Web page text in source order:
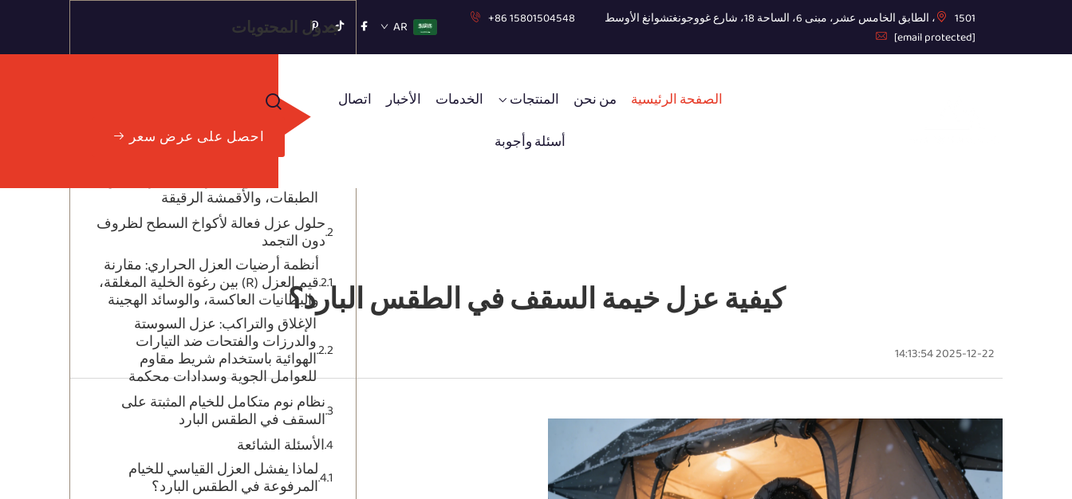
1501، الطابق الخامس عشر، مبنى 6، الساحة 18، شارع غووجونغتشوانغ الأوسط
+86 15801504548
[email protected]
AR
الصفحة الرئيسية من نحن المنتجات الخدمات الأخبار
اتصال
أسئلة وأجوبة
احصل على عرض سعر
كيفية عزل خيمة السقف في الطقس البارد؟
2025-12-22 14:13:54
جدول المحتويات
في الطقس البارد
الفيزياء الكامنة وراء فقدان الحرارة عند
الارتفاع: التوصيل، الحمل، والإشعاع
النقاط الضعيفة الشائعة في خيام
الطبقات، والأقمشة الرقيقة
حلول عزل فعالة لأكواخ السطح لظروف
دون التجمد
أنظمة أرضيات العزل الحراري: مقارنة
قيم العزل (R) بين رغوة الخلية المغلقة،
والبطانيات العاكسة، والوسائد الهجينة
الإغلاق والتراكب: عزل السوستة
والدرزات والفتحات ضد التيارات
الهوائية باستخدام شريط مقاوم
للعوامل الجوية وسدادات محكمة
نظام نوم متكامل للخيام المثبتة على
السقف في الطقس البارد
الأسئلة الشائعة
لماذا يفشل العزل القياسي للخيام
المرفوعة في الطقس البارد؟